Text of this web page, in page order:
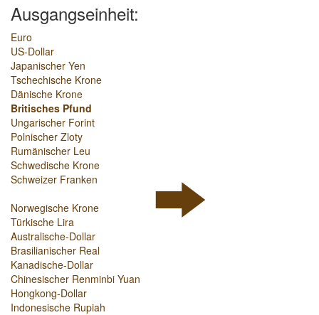
Ausgangseinheit:
Euro
US-Dollar
Japanischer Yen
Tschechische Krone
Dänische Krone
Britisches Pfund
Ungarischer Forint
Polnischer Zloty
Rumänischer Leu
Schwedische Krone
Schweizer Franken
Norwegische Krone
Türkische Lira
Australische-Dollar
Brasilianischer Real
Kanadische-Dollar
Chinesischer Renminbi Yuan
Hongkong-Dollar
Indonesische Rupiah